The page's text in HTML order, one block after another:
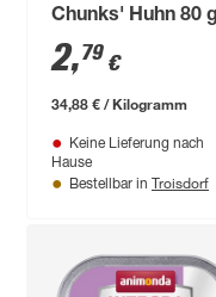
Chunks' Huhn 80 g
2,79 €
34,88 € / Kilogramm
Keine Lieferung nach
Hause
Bestellbar in Troisdorf